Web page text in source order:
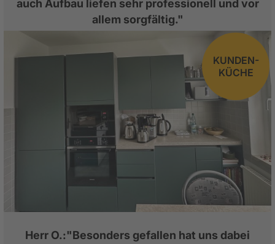
auch Aufbau liefen sehr professionell und vor
allem sorgfältig."
KUNDEN-
KÜCHE
Herr O.:"Besonders gefallen hat uns dabei